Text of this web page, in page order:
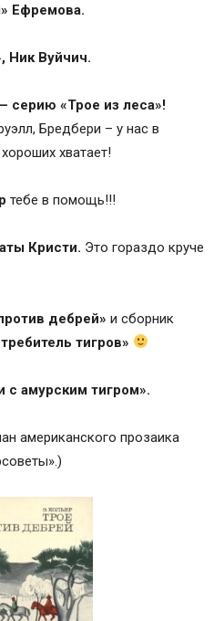
Ефремова.
Ник Вуйчич.
серию «Трое из леса»!
Бредбери – у нас в
хватает!
тебе в помощь!!!
Кристи. Это гораздо круче
дебрей» и сборник
тигров»
с амурским тигром».
американского прозаика